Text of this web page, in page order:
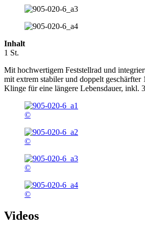
Inhalt
1 St.
Mit hochwertigem Feststellrad und
mit extrem stabiler und doppelt geschärfter
Klinge für eine längere Lebensdauer, inkl.
©
©
©
©
Videos